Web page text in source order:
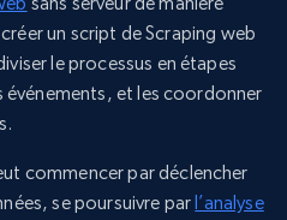
un script de Scraping web
le processus en étapes
et les coordonner
commencer par déclencher
se poursuivre par l’analyse